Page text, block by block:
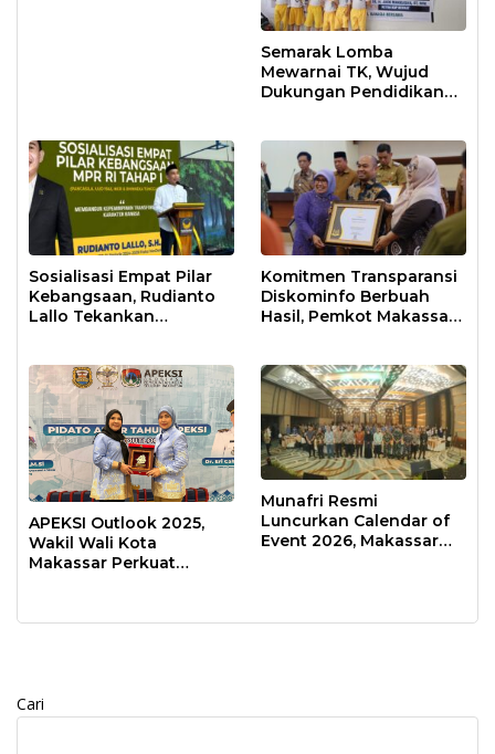
Semarak Lomba
Mewarnai TK, Wujud
Dukungan Pendidikan
Sosialisasi Empat Pilar
Kebangsaan, Rudianto
Lallo Tekankan
Komitmen Transparansi
Diskominfo Berbuah
Hasil, Pemkot Makassar
APEKSI Outlook 2025,
Wakil Wali Kota
Makassar Perkuat
Munafri Resmi
Luncurkan Calendar of
Event 2026, Makassar
Cari